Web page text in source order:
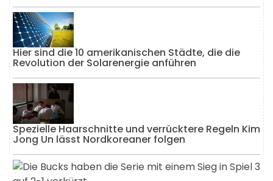
Hier sind die 10 amerikanischen Städte, die die
Revolution der Solarenergie anführen
Spezielle Haarschnitte und verrücktere Regeln Kim
Jong Un lässt Nordkoreaner folgen